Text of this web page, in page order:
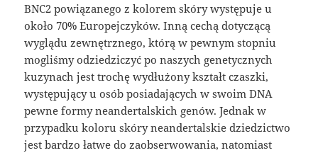
BNC2 powiązanego z kolorem skóry występuje u
około 70% Europejczyków. Inną cechą dotyczącą
wyglądu zewnętrznego, którą w pewnym stopniu
mogliśmy odziedziczyć po naszych genetycznych
kuzynach jest trochę wydłużony kształt czaszki,
występujący u osób posiadających w swoim DNA
pewne formy neandertalskich genów. Jednak w
przypadku koloru skóry neandertalskie dziedzictwo
jest bardzo łatwe do zaobserwowania, natomiast